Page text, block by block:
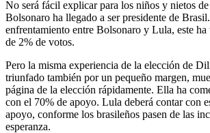
No será fácil explicar para los niños y nietos
Bolsonaro ha llegado a ser presidente de
enfrentamiento entre Bolsonaro y Lula, este
de 2% de votos.
Pero la misma experiencia de la elección de
triunfado también por un pequeño margen,
página de la elección rápidamente. Ella ha
con el 70% de apoyo. Lula deberá contar con
apoyo, conforme los brasileños pasen de las
esperanza.